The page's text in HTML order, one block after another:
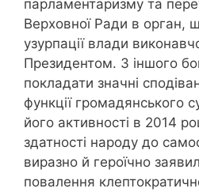
парламентаризму та
Верховної Ради в орган,
узурпації влади
Президентом. З іншого
покладати значні
функції громадянського
його активності в 2014
здатності народу до
виразно й героїчно
повалення